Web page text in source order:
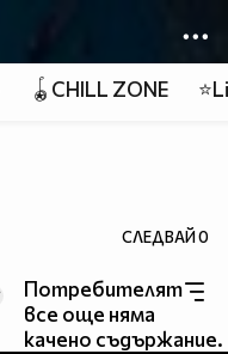
🪀CHILL ZONE
СЛЕДВАЙ0
Потребителят
все още няма
качено съдържание.